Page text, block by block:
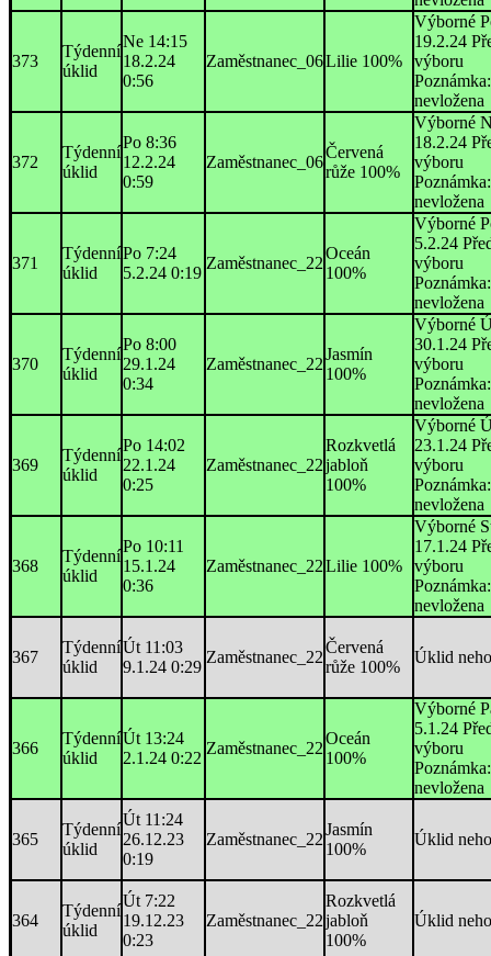
373
Týdenní
úklid
Ne 14:15
18.2.24
0:56
Zaměstnanec_06Lilie 100%
Výborné
19.2.24
výboru
Poznámka:
nevložena
372
Týdenní
úklid
Po 8:36
12.2.24
0:59
Zaměstnanec_06
Červená
růže 100%
Výborné
18.2.24
výboru
Poznámka:
nevložena
371
Týdenní
úklid
Po 7:24
5.2.24 0:19
Zaměstnanec_22
Oceán
100%
Výborné
5.2.24
výboru
Poznámka:
nevložena
370
Týdenní
úklid
Po 8:00
29.1.24
0:34
Zaměstnanec_22
Jasmín
100%
Výborné
30.1.24
výboru
Poznámka:
nevložena
369
Týdenní
úklid
Po 14:02
22.1.24
0:25
Zaměstnanec_22
Rozkvetlá
jabloň
100%
Výborné
23.1.24
výboru
Poznámka:
nevložena
368
Týdenní
úklid
Po 10:11
15.1.24
0:36
Zaměstnanec_22Lilie 100%
Výborné
17.1.24
výboru
Poznámka:
nevložena
367
Týdenní
úklid
Út 11:03
9.1.24 0:29
Zaměstnanec_22
Červená
růže 100%
Úklid
366
Týdenní
úklid
Út 13:24
2.1.24 0:22
Zaměstnanec_22
Oceán
100%
Výborné
5.1.24
výboru
Poznámka:
nevložena
365
Týdenní
úklid
Út 11:24
26.12.23
0:19
Zaměstnanec_22
Jasmín
100%
Úklid
364
Týdenní
úklid
Út 7:22
19.12.23
0:23
Zaměstnanec_22
Rozkvetlá
jabloň
100%
Úklid